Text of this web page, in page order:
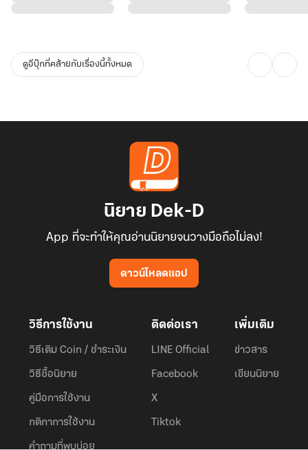
ดูอีบุ๊กที่คล้ายกับเรื่องนี้ทั้งหมด
นิยาย Dek-D
App ที่จะทำให้คุณอ่านนิยายจนวางมือถือไม่ลง!
ดาวน์โหลดแอป
วิธีการใช้งาน
วิธีเติม Coin / ชำระเงิน
วิธีซื้อนิยาย
คู่มือการใช้งาน
กติกาการใช้งาน
คำถามที่พบบ่อย
ติดต่อเรา
LINE Official
Facebook
X
Tiktok
เพิ่มเติม
ข่าวสาร
เขียนนิยาย